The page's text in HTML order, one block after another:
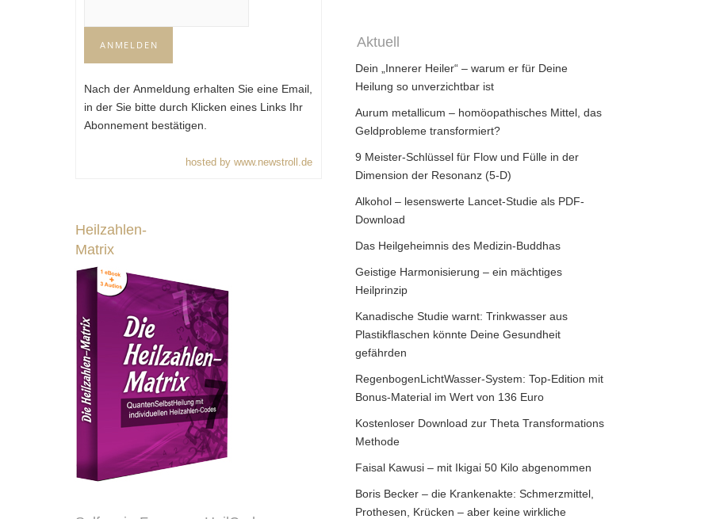
Nach der Anmeldung erhalten Sie eine Email,
in der Sie bitte durch Klicken eines Links Ihr
Abonnement bestätigen.
hosted by www.newstroll.de
Heilzahlen-
Matrix
Aktuell
Dein „Innerer Heiler“ – warum er für Deine
Heilung so unverzichtbar ist
Aurum metallicum – homöopathisches Mittel, das
Geldprobleme transformiert?
9 Meister-Schlüssel für Flow und Fülle in der
Dimension der Resonanz (5-D)
Alkohol – lesenswerte Lancet-Studie als PDF-
Download
Das Heilgeheimnis des Medizin-Buddhas
Geistige Harmonisierung – ein mächtiges
Heilprinzip
Kanadische Studie warnt: Trinkwasser aus
Plastikflaschen könnte Deine Gesundheit
gefährden
RegenbogenLichtWasser-System: Top-Edition mit
Bonus-Material im Wert von 136 Euro
Kostenloser Download zur Theta Transformations
Methode
Faisal Kawusi – mit Ikigai 50 Kilo abgenommen
Boris Becker – die Krankenakte: Schmerzmittel,
Prothesen, Krücken – aber keine wirkliche